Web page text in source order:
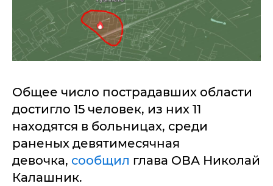
Общее число пострадавших области
достигло 15 человек, из них 11
находятся в больницах, среди
раненых девятимесячная
девочка, сообщил глава ОВА Николай
Калашник.